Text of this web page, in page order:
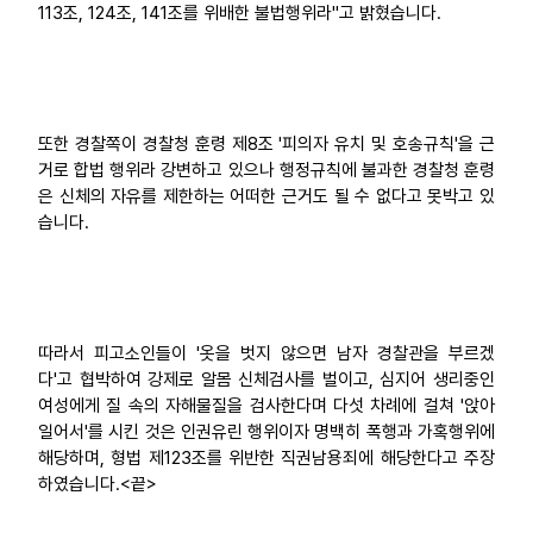
113조, 124조, 141조를 위배한 불법행위라"고 밝혔습니다.
또한 경찰쪽이 경찰청 훈령 제8조 '피의자 유치 및 호송규칙'을 근
거로 합법 행위라 강변하고 있으나 행정규칙에 불과한 경찰청 훈령
은 신체의 자유를 제한하는 어떠한 근거도 될 수 없다고 못박고 있
습니다.
따라서 피고소인들이 '옷을 벗지 않으면 남자 경찰관을 부르겠
다'고 협박하여 강제로 알몸 신체검사를 벌이고, 심지어 생리중인
여성에게 질 속의 자해물질을 검사한다며 다섯 차례에 걸쳐 '앉아
일어서'를 시킨 것은 인권유린 행위이자 명백히 폭행과 가혹행위에
해당하며, 형법 제123조를 위반한 직권남용죄에 해당한다고 주장
하였습니다.<끝>